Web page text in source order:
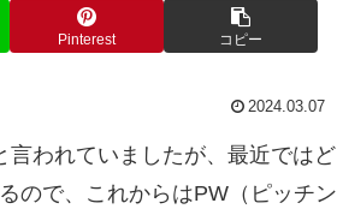
Pinterest コピー
2024.03.07
われていましたが、最近ではど
ので、これからはPW（ピッチン